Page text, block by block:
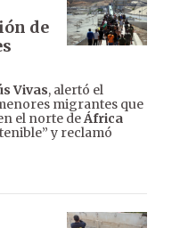
de
Vivas, alertó el
migrantes que
el norte deÁfrica
y reclamó